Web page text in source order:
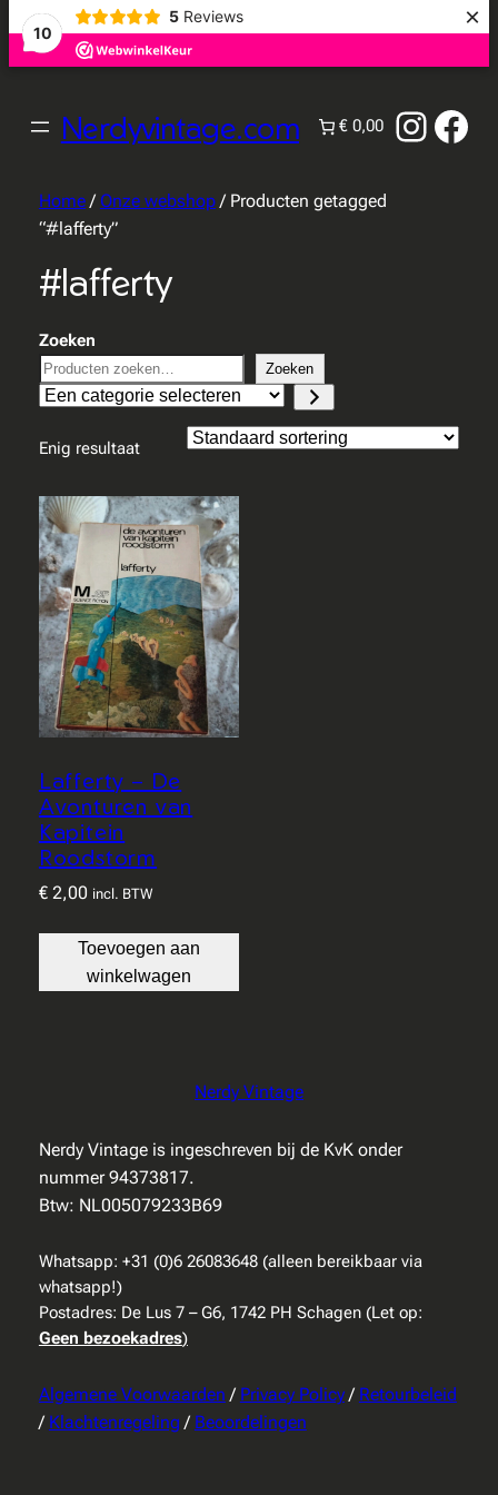
10
5 Reviews ×
Nerdyvintage.com € 0,00
Home/ Onze webshop/ Producten getagged
“#lafferty”
#lafferty
Zoeken
Zoeken
Een
selecteren
Enig resultaat
Lafferty – De
Avonturen van
Kapitein
Roodstorm
€2,00 incl. BTW
Toevoegen aan
winkelwagen
Nerdy Vintage
Nerdy Vintage is ingeschreven bij de KvK onder
nummer 94373817.
Btw: NL005079233B69
Whatsapp: +31 (0)6 26083648 (alleen bereikbaar via
whatsapp!)
Postadres: De Lus 7 – G6, 1742 PH Schagen (Let op:
Geen bezoekadres)
Algemene Voorwaarden / Privacy Policy/ Retourbeleid
/ Klachtenregeling / Beoordelingen